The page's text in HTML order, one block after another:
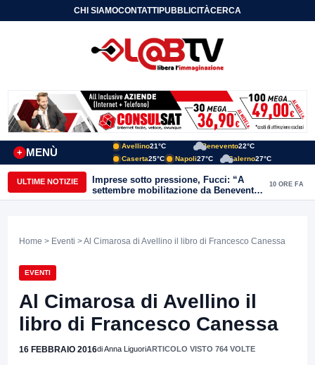
CHI SIAMOCONTATTIPUBBLICITÀCERCA
MENÙ
+
Avellino21°C Benevento22°C
Caserta25°C Napoli27°C Salerno27°C
ULTIME NOTIZIE
Imprese sotto pressione, Fucci: “A
settembre mobilitazione da Benevento
e Avellino”
10 ORE FA
Home > Eventi > Al Cimarosa di Avellino il libro di Francesco Canessa
EVENTI
Al Cimarosa di Avellino il
libro di Francesco Canessa
16 FEBBRAIO 2016di Anna LiguoriARTICOLO VISTO 764 VOLTE